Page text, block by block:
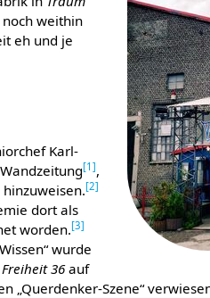
weithin
eh und je
Karl-
[1],
hinzuweisen.[2]
dort als
worden.[3]
wurde
36auf
„Querdenker-Szene“